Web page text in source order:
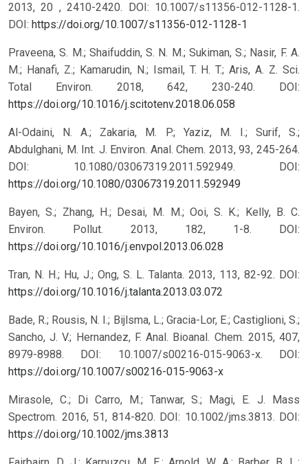
2013, 20 , 2410-2420. DOI: 10.1007/s11356-012-1128-1.
DOI: https://doi.org/10.1007/s11356-012-1128-1
Praveena, S. M.; Shaifuddin, S. N. M.; Sukiman, S.; Nasir, F. A.
M.; Hanafi, Z.; Kamarudin, N.; Ismail, T. H. T.; Aris, A. Z. Sci.
Total Environ. 2018, 642, 230-240. DOI:
https://doi.org/10.1016/j.scitotenv.2018.06.058
Al-Odaini, N. A.; Zakaria, M. P.; Yaziz, M. I.; Surif, S.;
Abdulghani, M. Int. J. Environ. Anal. Chem. 2013, 93, 245-264.
DOI: 10.1080/03067319.2011.592949.
DOI:
https://doi.org/10.1080/03067319.2011.592949
Bayen, S.; Zhang, H.; Desai, M. M.; Ooi, S. K.; Kelly, B. C.
Environ. Pollut. 2013, 182, 1-8. DOI:
https://doi.org/10.1016/j.envpol.2013.06.028
Tran, N. H.; Hu, J.; Ong, S. L. Talanta. 2013, 113, 82-92. DOI:
https://doi.org/10.1016/j.talanta.2013.03.072
Bade, R.; Rousis, N. I.; Bijlsma, L.; Gracia-Lor, E.; Castiglioni, S.;
Sancho, J. V.; Hernandez, F. Anal. Bioanal. Chem. 2015, 407,
8979-8988. DOI: 10.1007/s00216-015-9063-x.
DOI:
https://doi.org/10.1007/s00216-015-9063-x
Mirasole, C.; Di Carro, M.; Tanwar, S.; Magi, E. J. Mass
Spectrom. 2016, 51, 814-820. DOI: 10.1002/jms.3813. DOI:
https://doi.org/10.1002/jms.3813